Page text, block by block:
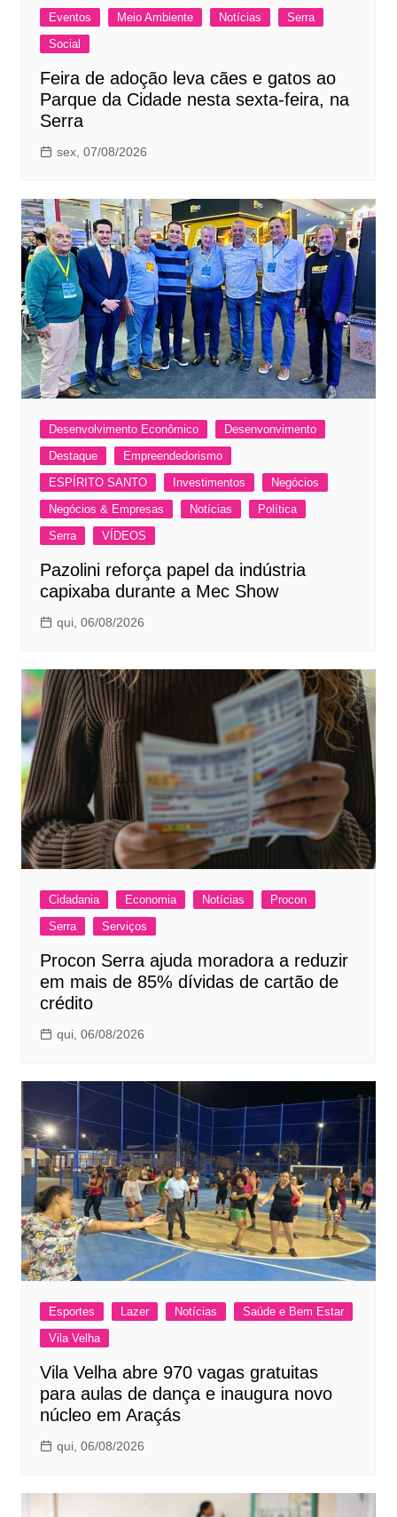
Eventos Meio Ambiente Notícias
Serra
Social
Feira de adoção leva cães e gatos ao
Parque da Cidade nesta sexta-feira, na
Serra
sex, 07/08/2026
Desenvolvimento Econômico
Desenvonvimento
Destaque
Empreendedorismo
ESPÍRITO SANTO
Investimentos
Negócios
Negócios & Empresas
Notícias
Política
Serra
VÍDEOS
Pazolini reforça papel da indústria
capixaba durante a Mec Show
qui, 06/08/2026
Cidadania Economia Notícias
Procon
Serra
Serviços
Procon Serra ajuda moradora a reduzir
em mais de 85% dívidas de cartão de
crédito
qui, 06/08/2026
Esportes Lazer Notícias
Saúde e Bem Estar
Vila Velha
Vila Velha abre 970 vagas gratuitas
para aulas de dança e inaugura novo
núcleo em Araçás
qui, 06/08/2026